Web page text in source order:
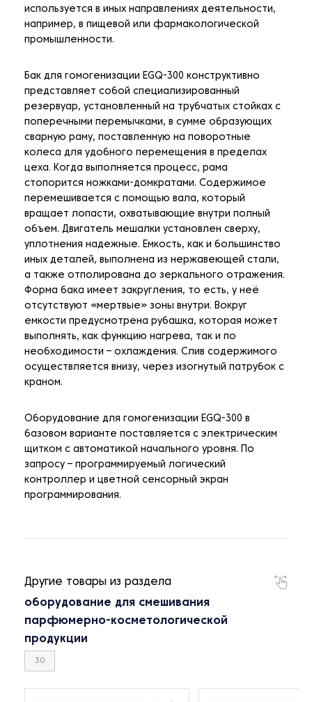
используется в иных направлениях деятельности,
например, в пищевой или фармакологической
промышленности.
Бак для гомогенизации EGQ-300 конструктивно
представляет собой специализированный
резервуар, установленный на трубчатых стойках с
поперечными перемычками, в сумме образующих
сварную раму, поставленную на поворотные
колеса для удобного перемещения в пределах
цеха. Когда выполняется процесс, рама
стопорится ножками-домкратами. Содержимое
перемешивается с помощью вала, который
вращает лопасти, охватывающие внутри полный
объем. Двигатель мешалки установлен сверху,
уплотнения надежные. Емкость, как и большинство
иных деталей, выполнена из нержавеющей стали,
а также отполирована до зеркального отражения.
Форма бака имеет закругления, то есть, у неё
отсутствуют «мертвые» зоны внутри. Вокруг
емкости предусмотрена рубашка, которая может
выполнять, как функцию нагрева, так и по
необходимости – охлаждения. Слив содержимого
осуществляется внизу, через изогнутый патрубок с
краном.
Оборудование для гомогенизации EGQ-300 в
базовом варианте поставляется с электрическим
щитком с автоматикой начального уровня. По
запросу – программируемый логический
контроллер и цветной сенсорный экран
программирования.
Другие товары из раздела
оборудование для смешивания
парфюмерно-косметологической
продукции
30